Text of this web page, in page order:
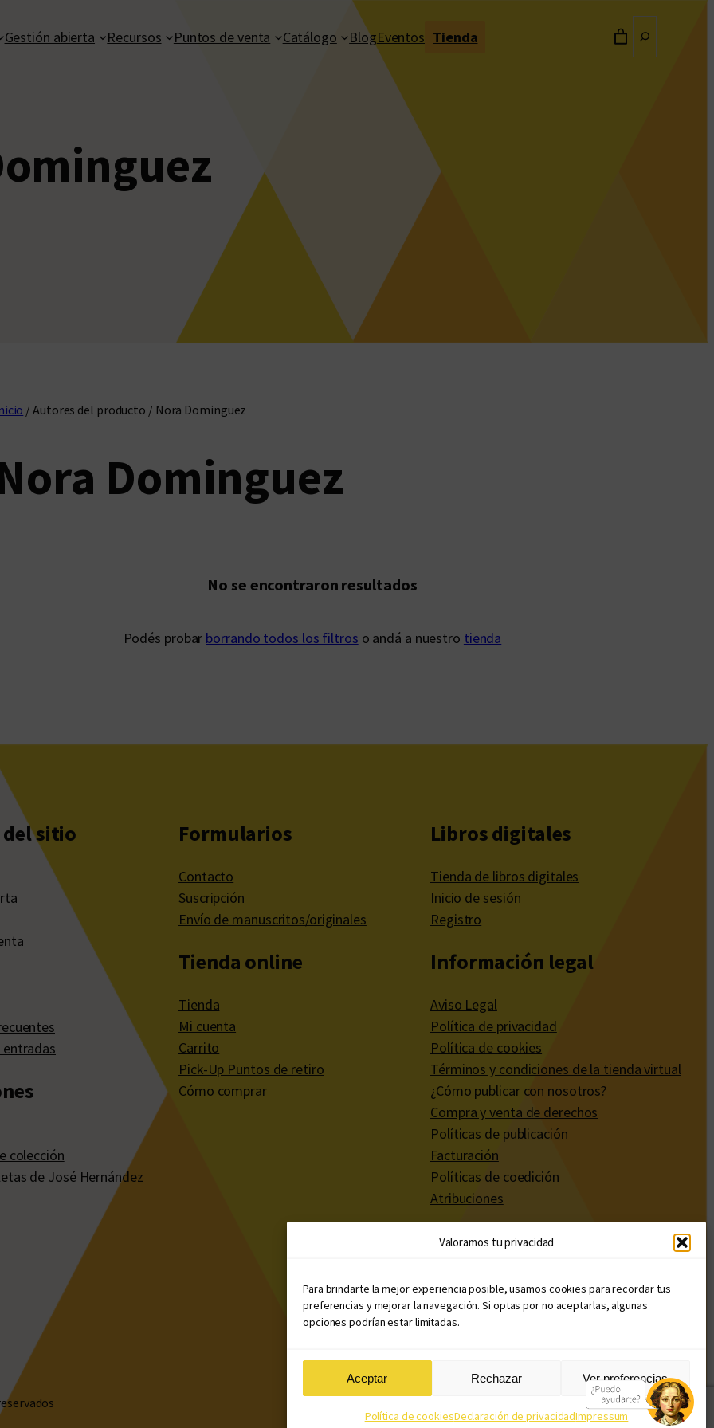
Valoramos tu privacidad
Para brindarte la mejor experiencia posible, usamos cookies para recordar tus
preferencias y mejorar la navegación. Si optas por no aceptarlas, algunas
opciones podrían estar limitadas.
Aceptar Rechazar Ver preferencias
Política de cookiesDeclaración de privacidadImpressum
Gestión abierta Recursos Puntos de venta Catálogo BlogEventos Tienda
/ Autores del producto / Nora Dominguez
Dominguez
No se encontraron resultados
Podés probar borrando todos los filtros o andá a nuestro tienda
del sitio
entradas
colección
de José Hernández
Formularios
Contacto
Suscripción
Envío de manuscritos/originales
Tienda online
Tienda
Mi cuenta
Carrito
Pick-Up Puntos de retiro
Cómo comprar
Libros digitales
Tienda de libros digitales
Inicio de sesión
Registro
Información legal
Aviso Legal
Política de privacidad
Política de cookies
Términos y condiciones de la tienda virtual
¿Cómo publicar con nosotros?
Compra y venta de derechos
Políticas de publicación
Facturación
Políticas de coedición
Atribuciones
Diseño web: Llama Creativa